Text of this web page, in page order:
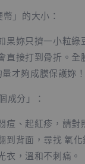
」的大小：
果妳只擠一小粒綠
直接打到骨折。全
才夠成膜保護妳！
成分」：
痘、起紅疹，請對
到背面，尋找 氧
衣，溫和不刺痛。